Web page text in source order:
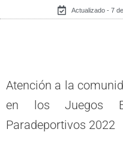
Actualizado - 7
Atención a la
en los Juegos
Paradeportivos 2022